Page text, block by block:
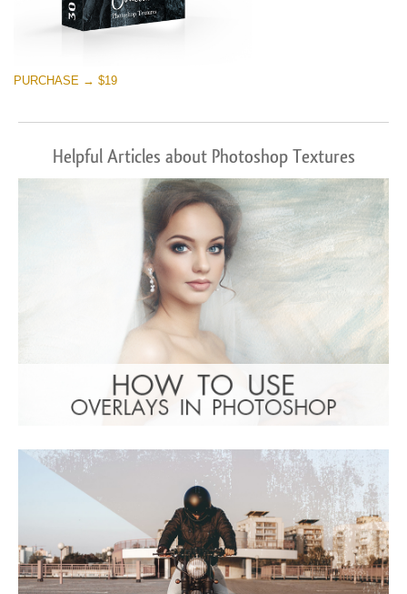
PURCHASE → $19
Helpful Articles about Photoshop Textures